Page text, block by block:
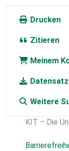
Drucken
Zitieren
Meinem
Weitere
KIT – Die